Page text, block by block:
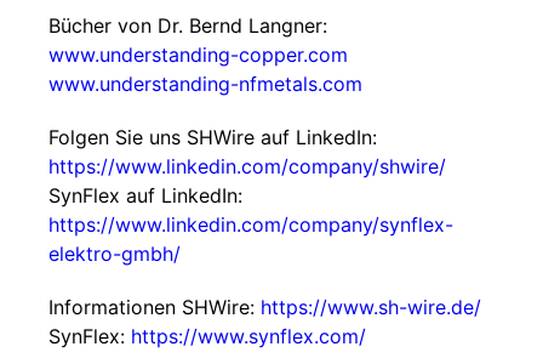
Bücher von Dr. Bernd Langner:
www.understanding-copper.com
www.understanding-nfmetals.com
Folgen Sie uns SHWire auf LinkedIn:
https://www.linkedin.com/company/shwire/
SynFlex auf LinkedIn:
https://www.linkedin.com/company/synflex-
elektro-gmbh/
Informationen SHWire: https://www.sh-wire.de/
SynFlex: https://www.synflex.com/